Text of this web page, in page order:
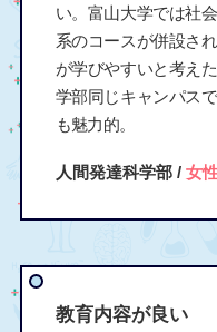
い。富山大学では社
系のコースが併設さ
が学びやすいと考え
学部同じキャンパス
も魅力的。
人間発達科学部 / 女
教育内容が良い